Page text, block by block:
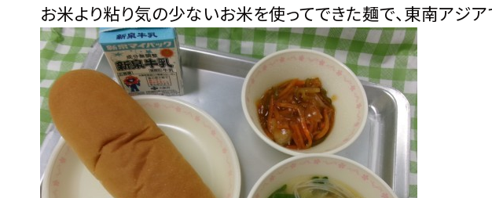
お米より粘り気の少ないお米を使ってできた麺で、東南アジア